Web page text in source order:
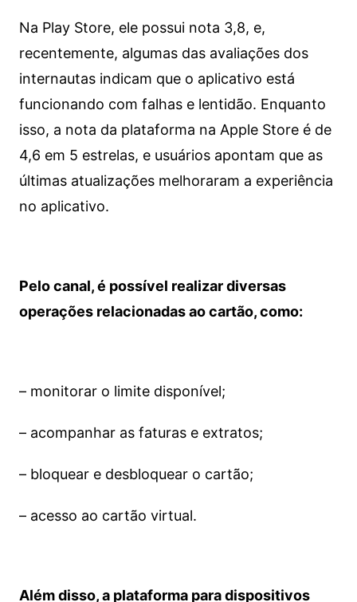
Na Play Store, ele possui nota 3,8, e,
recentemente, algumas das avaliações dos
internautas indicam que o aplicativo está
funcionando com falhas e lentidão. Enquanto
isso, a nota da plataforma na Apple Store é de
4,6 em 5 estrelas, e usuários apontam que as
últimas atualizações melhoraram a experiência
no aplicativo.
Pelo canal, é possível realizar diversas
operações relacionadas ao cartão, como:
– monitorar o limite disponível;
– acompanhar as faturas e extratos;
– bloquear e desbloquear o cartão;
– acesso ao cartão virtual.
Além disso, a plataforma para dispositivos